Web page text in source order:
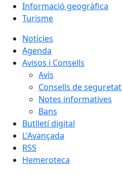
Informació geogràfica
Turisme
Notícies
Agenda
Avisos i Consells
Avís
Consells de seguretat
Notes informatives
Bans
Butlletí digital
L'Avançada
RSS
Hemeroteca